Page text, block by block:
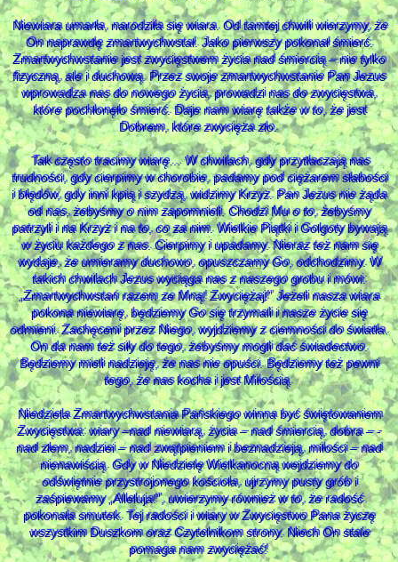
Niewiara umarła, narodziła się wiara. Od tamtej chwili wierzymy, że
On naprawdę zmartwychwstał. Jako pierwszy pokonał śmierć.
Zmartwychwstanie jest zwycięstwem życia nad śmiercią – nie tylko
fizyczną, ale i duchową. Przez swoje zmartwychwstanie Pan Jezus
wprowadza nas do nowego życia, prowadzi nas do zwycięstwa,
które pochłonęło śmierć. Daje nam wiarę także w to, że jest
Dobrem, które zwycięża zło.
Tak często tracimy wiarę… W chwilach, gdy przytłaczają nas
trudności, gdy cierpimy w chorobie, padamy pod ciężarem słabości
i błędów, gdy inni kpią i szydzą, widzimy Krzyż. Pan Jezus nie żąda
od nas, żebyśmy o nim zapomnieli. Chodzi Mu o to, żebyśmy
patrzyli i na Krzyż i na to, co za nim. Wielkie Piątki i Golgoty bywają
w życiu każdego z nas. Cierpimy i upadamy. Nieraz też nam się
wydaje, że umieramy duchowo, opuszczamy Go, odchodzimy. W
takich chwilach Jezus wyciąga nas z naszego grobu i mówi:
„Zmartwychwstań razem ze Mną! Zwyciężaj!” Jeżeli nasza wiara
pokona niewiarę, będziemy Go się trzymali i nasze życie się
odmieni. Zachęceni przez Niego, wyjdziemy z ciemności do światła.
On da nam też siły do tego, żebyśmy mogli dać świadectwo.
Będziemy mieli nadzieję, że nas nie opuści. Będziemy też pewni
tego, że nas kocha i jest Miłością.
Niedziela Zmartwychwstania Pańskiego winna być świętowaniem
Zwycięstwa: wiary –nad niewiarą, życia – nad śmiercią, dobra – ­
nad złem, nadziei – nad zwątpieniem i beznadzieją, miłości – nad
nienawiścią. Gdy w Niedzielę Wielkanocną wejdziemy do
odświętnie przystrojonego kościoła, ujrzymy pusty grób i
zaśpiewamy „Alleluja!”, uwierzymy również w to, że radość
pokonała smutek. Tej radości i wiary w Zwycięstwo Pana życzę
wszystkim Duszkom oraz Czytelnikom strony. Niech On stale
pomaga nam zwyciężać!